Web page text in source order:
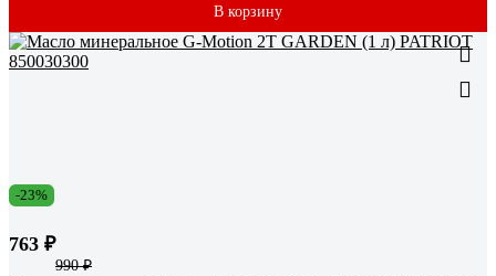
В корзину
-23%
763 ₽
990 ₽